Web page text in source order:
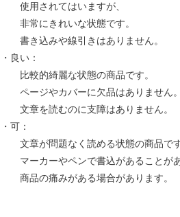
使用されてはいますが、
非常にきれいな状態です。
書き込みや線引きはありません。
・良い：
比較的綺麗な状態の商品です。
ページやカバーに欠品はありません。
文章を読むのに支障はありません。
・可：
文章が問題なく読める状態の商品です
マーカーやペンで書込があることがあ
商品の痛みがある場合があります。